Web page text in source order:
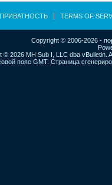
ПРИВАТНОСТЬ TERMS OF
Copyright © 2006-2026 -
© 2026 MH Sub I, LLC dba vBulletin.
пояс GMT. Страница